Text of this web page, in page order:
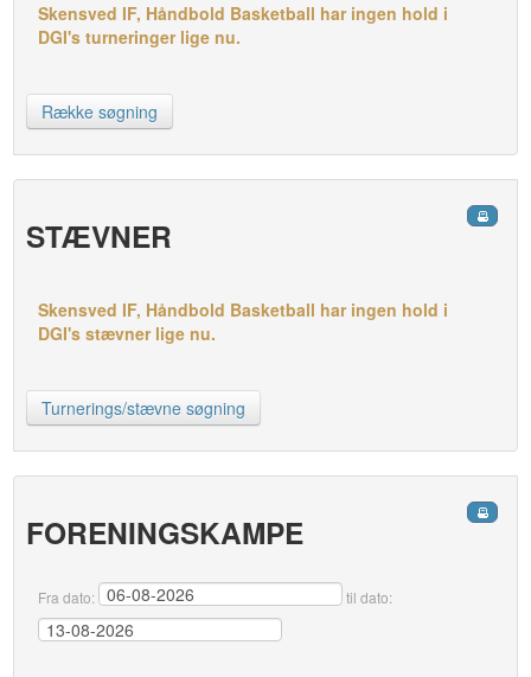
Skensved IF, Håndbold Basketball har ingen hold i
DGI's turneringer lige nu.
Række søgning
STÆVNER
Skensved IF, Håndbold Basketball har ingen hold i
DGI's stævner lige nu.
Turnerings/stævne søgning
FORENINGSKAMPE
Fra dato: til dato: